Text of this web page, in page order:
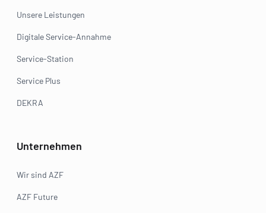
Unsere Leistungen
Digitale Service-Annahme
Service-Station
Service Plus
DEKRA
Unternehmen
Wir sind AZF
AZF Future